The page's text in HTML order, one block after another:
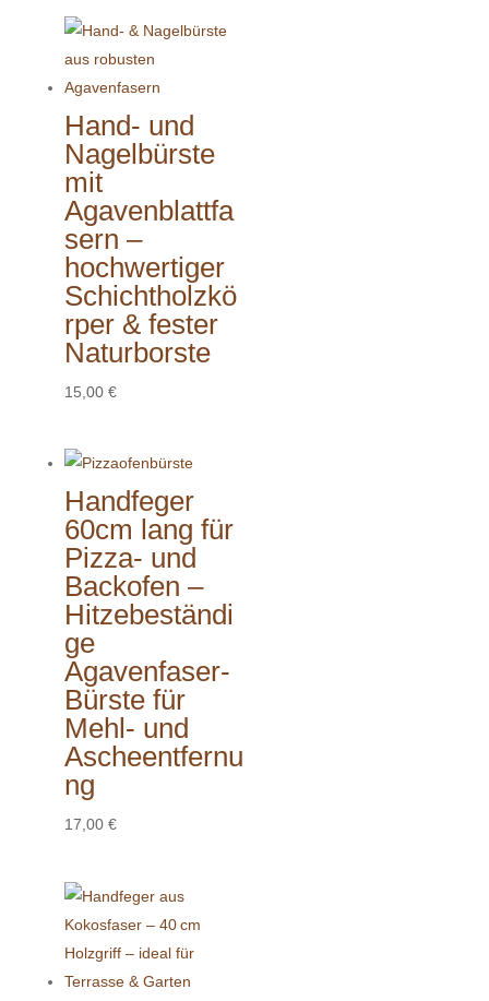
Hand- und
Nagelbürste
mit
Agavenblattfa
sern –
hochwertiger
Schichtholzkö
rper & fester
Naturborste
15,00 €
Handfeger
60cm lang für
Pizza- und
Backofen –
Hitzebeständi
ge
Agavenfaser-
Bürste für
Mehl- und
Ascheentfernu
ng
17,00 €